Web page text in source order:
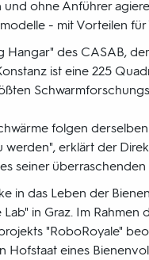
und ohne Anführer
- mit Vorteilen
Hangar" des CASAB,
ist eine 225
folgen
werden", erklärt der
seiner überraschenden
in das Leben der
Lab" in Graz. Im Rahmen
"RoboRoyale"
Hofstaat eines